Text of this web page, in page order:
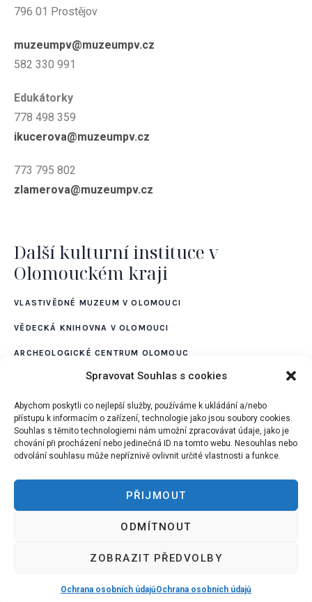
Spravovat Souhlas s cookies
Abychom poskytli co nejlepší služby, používáme k ukládání a/nebo
přístupu k informacím o zařízení, technologie jako jsou soubory cookies.
Souhlas s těmito technologiemi nám umožní zpracovávat údaje, jako je
chování při procházení nebo jedinečná ID na tomto webu. Nesouhlas nebo
odvolání souhlasu může nepříznivě ovlivnit určité vlastnosti a funkce.
PŘIJMOUT
ODMÍTNOUT
ZOBRAZIT PŘEDVOLBY
Ochrana osobních údajůOchrana osobních údajů
796 01 Prostějov
muzeumpv@muzeumpv.cz
582 330 991
Edukátorky
778 498 359
ikucerova@muzeumpv.cz
773 795 802
zlamerova@muzeumpv.cz
Další kulturní instituce v
Olomouckém kraji
VLASTIVĚDNÉ MUZEUM V OLOMOUCI
VĚDECKÁ KNIHOVNA V OLOMOUCI
ARCHEOLOGICKÉ CENTRUM OLOMOUC
MUZEUM KOMENSKÉHO V PŘEROVĚ
VLASTIVĚDNÉ MUZEUM JESENICKA
VLASTIVĚDNÉ MUZEUM V ŠUMPERKU
Ochrana osobních údajů / Muzeum a galerie v Prostějově ©